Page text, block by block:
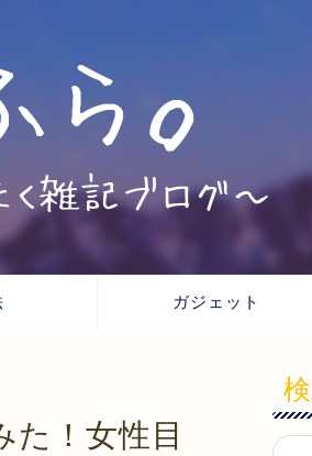
ガジェット
た！女性目
検